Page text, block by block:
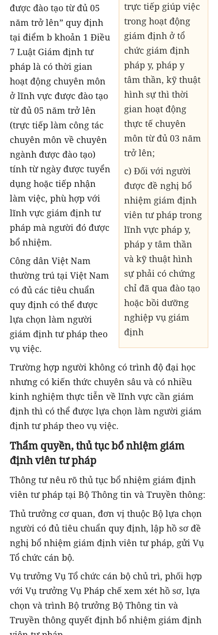
trực tiếp giúp việc
trong hoạt động
giám định ở tổ
chức giám định
pháp y, pháp y
tâm thần, kỹ thuật
hình sự thì thời
gian hoạt động
thực tế chuyên
môn từ đủ 03 năm
trở lên;
c) Đối với người
được đề nghị bổ
nhiệm giám định
viên tư pháp trong
lĩnh vực pháp y,
pháp y tâm thần
và kỹ thuật hình
sự phải có chứng
chỉ đã qua đào tạo
hoặc bồi dưỡng
nghiệp vụ giám
định
được đào tạo từ đủ 05
năm trở lên” quy định
tại điểm b khoản 1 Điều
7 Luật Giám định tư
pháp là có thời gian
hoạt động chuyên môn
ở lĩnh vực được đào tạo
từ đủ 05 năm trở lên
(trực tiếp làm công tác
chuyên môn về chuyên
ngành được đào tạo)
tính từ ngày được tuyển
dụng hoặc tiếp nhận
làm việc, phù hợp với
lĩnh vực giám định tư
pháp mà người đó được
bổ nhiệm.
Công dân Việt Nam
thường trú tại Việt Nam
có đủ các tiêu chuẩn
quy định có thể được
lựa chọn làm người
giám định tư pháp theo
vụ việc.
Trường hợp người không có trình độ đại học
nhưng có kiến thức chuyên sâu và có nhiều
kinh nghiệm thực tiễn về lĩnh vực cần giám
định thì có thể được lựa chọn làm người giám
định tư pháp theo vụ việc.
Thẩm quyền, thủ tục bổ nhiệm giám
định viên tư pháp
Thông tư nêu rõ thủ tục bổ nhiệm giám định
viên tư pháp tại Bộ Thông tin và Truyền thông:
Thủ trưởng cơ quan, đơn vị thuộc Bộ lựa chọn
người có đủ tiêu chuẩn quy định, lập hồ sơ đề
nghị bổ nhiệm giám định viên tư pháp, gửi Vụ
Tổ chức cán bộ.
Vụ trưởng Vụ Tổ chức cán bộ chủ trì, phối hợp
với Vụ trưởng Vụ Pháp chế xem xét hồ sơ, lựa
chọn và trình Bộ trưởng Bộ Thông tin và
Truyền thông quyết định bổ nhiệm giám định